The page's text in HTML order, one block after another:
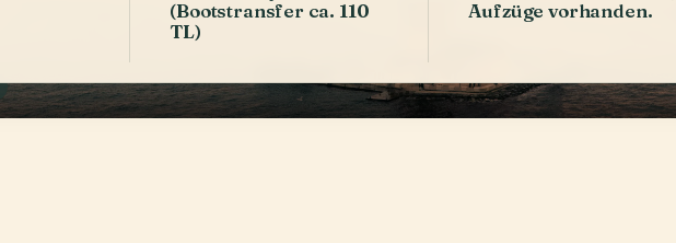
(Bootstransfer ca. 110
TL)
Aufzüge vorhanden.